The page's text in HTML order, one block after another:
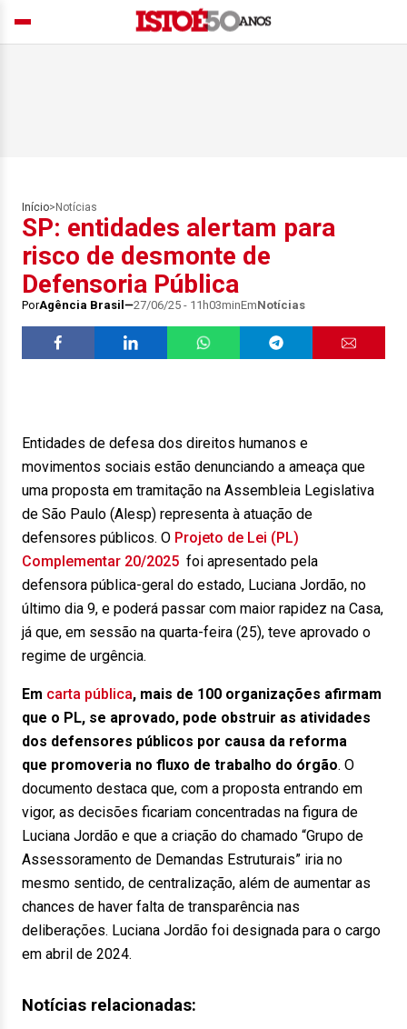
Início> Notícias
SP: entidades alertam para
risco de desmonte de
Defensoria Pública
PorAgência Brasil 27/06/25 - 11h03minEmNotícias
Entidades de defesa dos direitos humanos e
movimentos sociais estão denunciando a ameaça que
uma proposta em tramitação na Assembleia Legislativa
de São Paulo (Alesp) representa à atuação de
defensores públicos. O Projeto de Lei (PL)
Complementar 20/2025 foi apresentado pela
defensora pública-geral do estado, Luciana Jordão, no
último dia 9, e poderá passar com maior rapidez na Casa,
já que, em sessão na quarta-feira (25), teve aprovado o
regime de urgência.
Em carta pública, mais de 100 organizações afirmam
que o PL, se aprovado, pode obstruir as atividades
dos defensores públicos por causa da reforma
que promoveria no fluxo de trabalho do órgão. O
documento destaca que, com a proposta entrando em
vigor, as decisões ficariam concentradas na figura de
Luciana Jordão e que a criação do chamado “Grupo de
Assessoramento de Demandas Estruturais” iria no
mesmo sentido, de centralização, além de aumentar as
chances de haver falta de transparência nas
deliberações. Luciana Jordão foi designada para o cargo
em abril de 2024.
Notícias relacionadas: